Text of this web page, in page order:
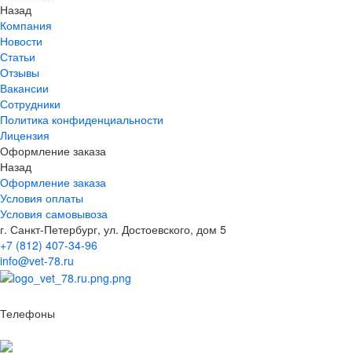
Назад
Компания
Новости
Статьи
Отзывы
Вакансии
Сотрудники
Политика конфиденциальности
Лицензия
Оформление заказа
Назад
Оформление заказа
Условия оплаты
Условия самовывоза
г. Санкт-Петербург, ул. Достоевского, дом 5
+7 (812) 407-34-96
info@vet-78.ru
Телефоны